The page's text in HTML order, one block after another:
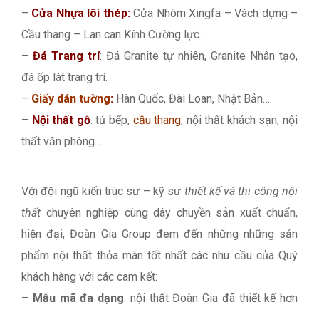
– Cửa Nhựa lõi thép:Cửa Nhôm Xingfa – Vách dựng –
Cầu thang – Lan can Kính Cường lực.
– Đá Trang trí: Đá Granite tự nhiên, Granite Nhân tạo,
đá ốp lát trang trí.
– Giấy dán tường: Hàn Quốc, Đài Loan, Nhật Bản….
– Nội thất gỗ: tủ bếp, cầu thang, nội thất khách sạn, nội
thất văn phòng…
Với đội ngũ kiến trúc sư – kỹ sư thiết kế và thi công nội
thất chuyên nghiệp cùng dây chuyền sản xuất chuẩn,
hiện đại, Đoàn Gia Group đem đến những những sản
phẩm nội thất thỏa mãn tốt nhất các nhu cầu của Quý
khách hàng với các cam kết:
– Mẫu mã đa dạng: nội thất Đoàn Gia đã thiết kế hơn